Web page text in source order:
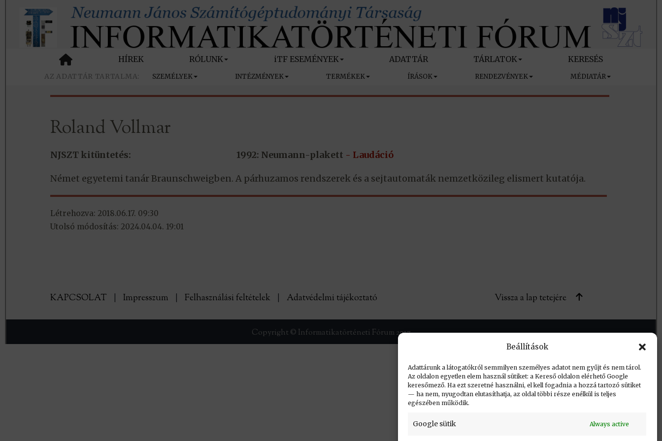
Beállítások
Adattárunk a látogatókról semmilyen személyes adatot nem gyűjt és nem tárol.
Az oldalon egyetlen elem használ sütiket: a Kereső oldalon elérhető Google
keresőmező. Ha ezt szeretné használni, el kell fogadnia a hozzá tartozó sütiket
— ha nem, nyugodtan elutasíthatja, az oldal többi része enélkül is teljes
egészében működik.
Google sütik Always active
HÍREK RÓLUNK iTF ESEMÉNYEK ADATTÁR TÁRLATOK KERESÉS
SZEMÉLYEK INTÉZMÉNYEK TERMÉKEK ÍRÁSOK RENDEZVÉNYEK MÉDIATÁR
Roland Vollmar
NJSZT kitüntetés: 1992: Neumann-plakett - Laudáció
Német egyetemi tanár Braunschweigben. A párhuzamos rendszerek és a sejtautomaták nemzetközileg elismert kutatója.
Létrehozva: 2018.06.17. 09:30
Utolsó módosítás: 2024.04.04. 19:01
KAPCSOLAT Impresszum Felhasználási feltételek Adatvédelmi tájékoztató Vissza a lap tetejére
Copyright © Informatikatörténeti Fórum 2017